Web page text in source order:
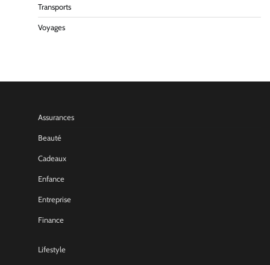
Transports
Voyages
Assurances
Beauté
Cadeaux
Enfance
Entreprise
Finance
Lifestyle